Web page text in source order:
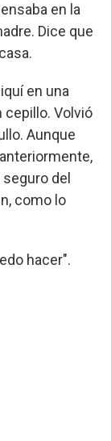
en la
Dice que
en una
cepillo. Volvió
Aunque
del
como lo
hacer".